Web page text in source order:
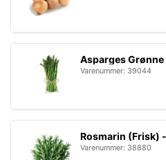
Asparges
Varenummer: 39044
Rosmarin (Frisk)
Varenummer: 38880